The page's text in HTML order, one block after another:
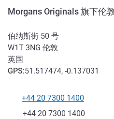
Morgans Originals 旗下伦
伯纳斯街 50 号
W1T 3NG 伦敦
英国
GPS:51.517474, -0.137031
电话
+44 20 7300 1400
传真
+44 20 7300 1400